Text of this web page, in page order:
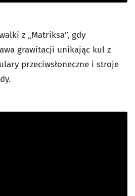
z „Matriksa”, gdy
grawitacji unikając kul z
przeciwsłoneczne i stroje